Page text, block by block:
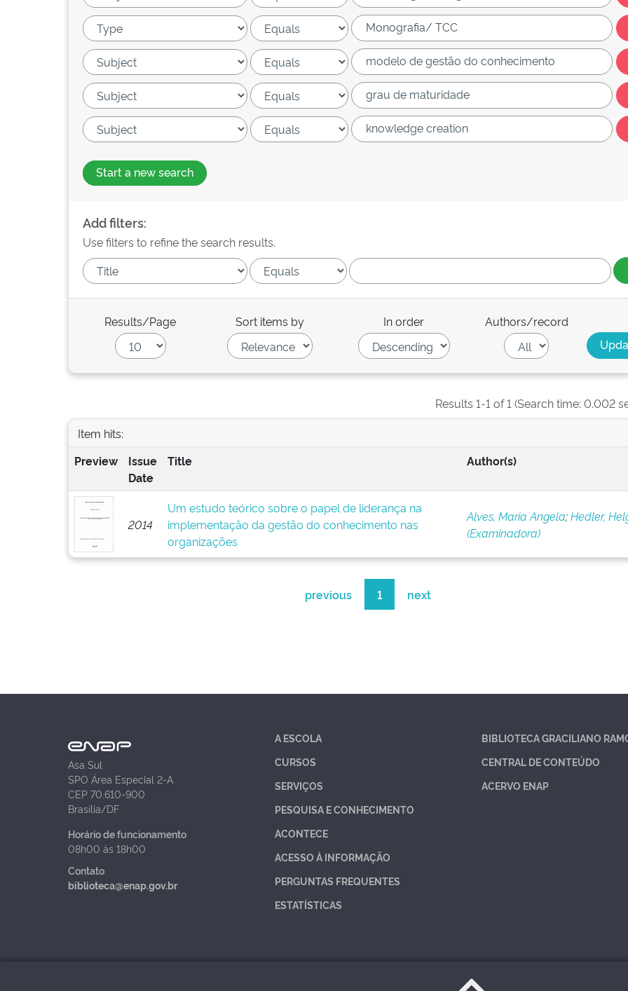
Start a new search
Add filters:
Use filters to refine the search results.
Results/Page Sort items by In order Authors/record
Results 1-1 of 1 (Search time: 0.002
Item hits:
Preview
Issue
Date
Title Author(s)
2014
Um estudo teórico sobre o papel de liderança na
implementação da gestão do conhecimento nas
organizações
Alves, Maria Angela;Hedler,
(Examinadora)
previous 1 next
Asa Sul
SPO Área Especial 2-A
CEP 70.610-900
Brasília/DF
Horário de funcionamento
08h00 às 18h00
Contato
biblioteca@enap.gov.br
A ESCOLA
CURSOS
SERVIÇOS
PESQUISA E CONHECIMENTO
ACONTECE
ACESSO À INFORMAÇÃO
PERGUNTAS FREQUENTES
ESTATÍSTICAS
BIBLIOTECA GRACILIANO
CENTRAL DE CONTEÚDO
ACERVO ENAP